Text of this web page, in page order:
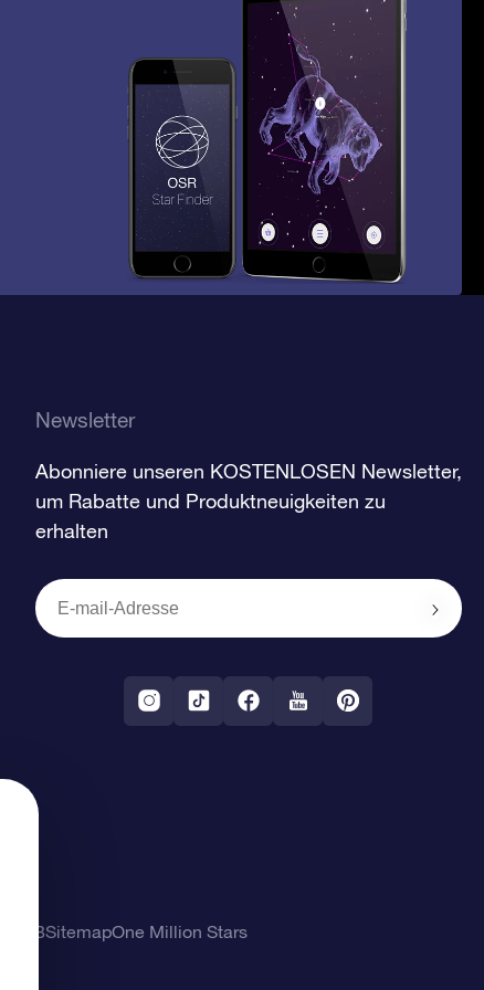
Newsletter
Abonniere unseren KOSTENLOSEN Newsletter,
um Rabatte und Produktneuigkeiten zu
erhalten
AGBSitemapOne Million Stars